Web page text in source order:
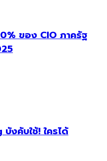
ของ CIO ภาครัฐ
งคับใช้! ใครได้